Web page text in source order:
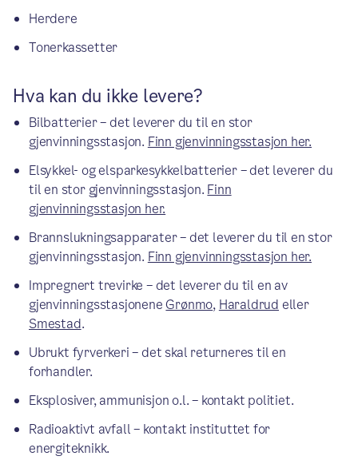
Herdere
Tonerkassetter
Hva kan du ikke levere?
Bilbatterier – det leverer du til en stor
gjenvinningsstasjon. Finn gjenvinningsstasjon her.
Elsykkel- og elsparkesykkelbatterier – det leverer du
til en stor gjenvinningsstasjon. Finn
gjenvinningsstasjon her.
Brannslukningsapparater – det leverer du til en stor
gjenvinningsstasjon. Finn gjenvinningsstasjon her.
Impregnert trevirke – det leverer du til en av
gjenvinningsstasjoneneGrønmo, Haraldrud eller
Smestad.
Ubrukt fyrverkeri – det skal returneres til en
forhandler.
Eksplosiver, ammunisjon o.l. – kontakt politiet.
Radioaktivt avfall – kontakt instituttet for
energiteknikk.